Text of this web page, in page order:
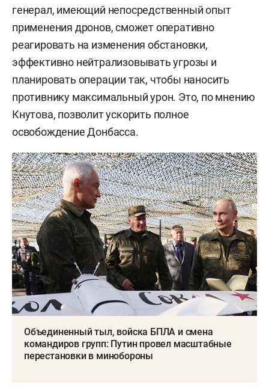
генерал, имеющий непосредственный опыт
применения дронов, сможет оперативно
реагировать на изменения обстановки,
эффективно нейтрализовывать угрозы и
планировать операции так, чтобы наносить
противнику максимальный урон. Это, по мнению
Кнутова, позволит ускорить полное
освобождение Донбасса.
Объединенный тыл, войска БПЛА и смена
командиров групп: Путин провел масштабные
перестановки в минобороны